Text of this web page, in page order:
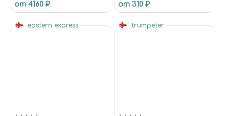
от 4160 ₽
АВИАЦИЯ, АНГЛИЯ, 10МЛ
от 310 ₽
eastern express trumpeter